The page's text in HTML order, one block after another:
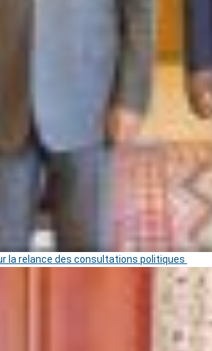
la relance des consultations politiques